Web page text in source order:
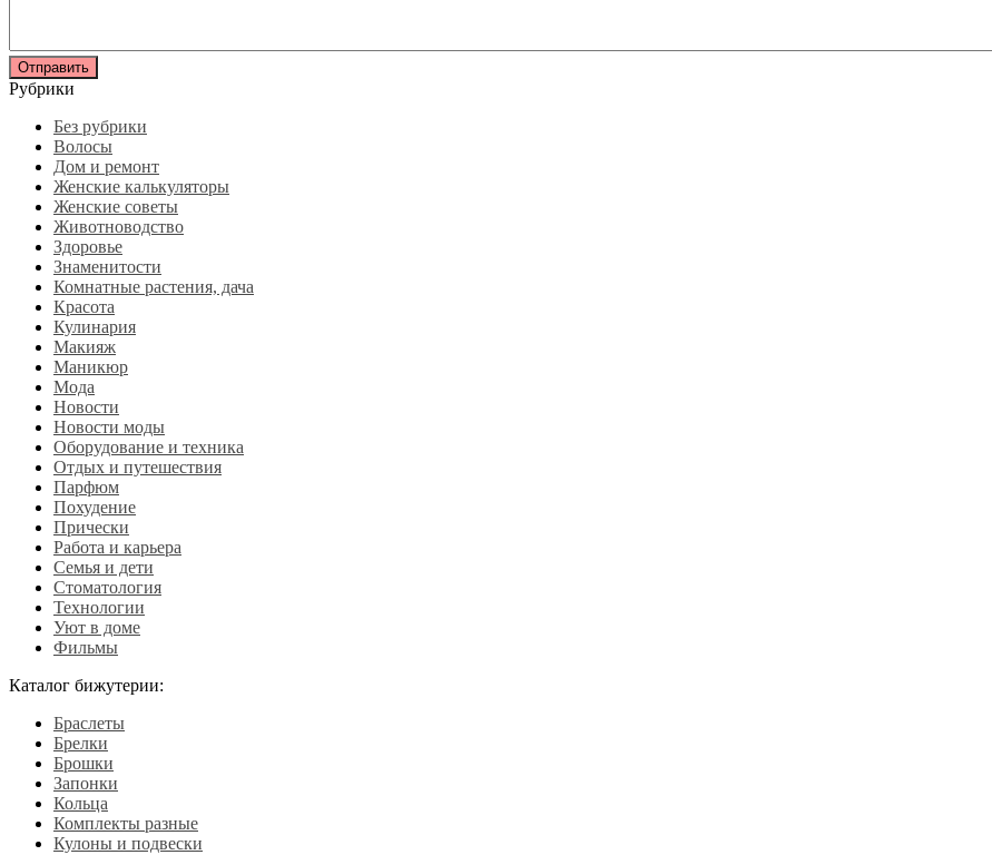
Рубрики
Без рубрики
Волосы
Дом и ремонт
Женские калькуляторы
Женские советы
Животноводство
Здоровье
Знаменитости
Комнатные растения, дача
Красота
Кулинария
Макияж
Маникюр
Мода
Новости
Новости моды
Оборудование и техника
Отдых и путешествия
Парфюм
Похудение
Прически
Работа и карьера
Семья и дети
Стоматология
Технологии
Уют в доме
Фильмы
Каталог бижутерии:
Браслеты
Брелки
Брошки
Запонки
Кольца
Комплекты разные
Кулоны и подвески